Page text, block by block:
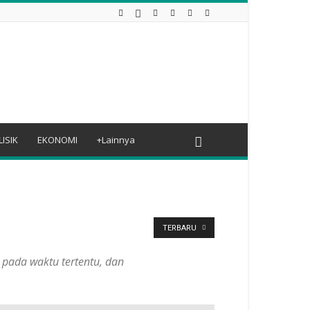
EKONOMI +Lainnya
waktu tertentu, dan
TERBARU